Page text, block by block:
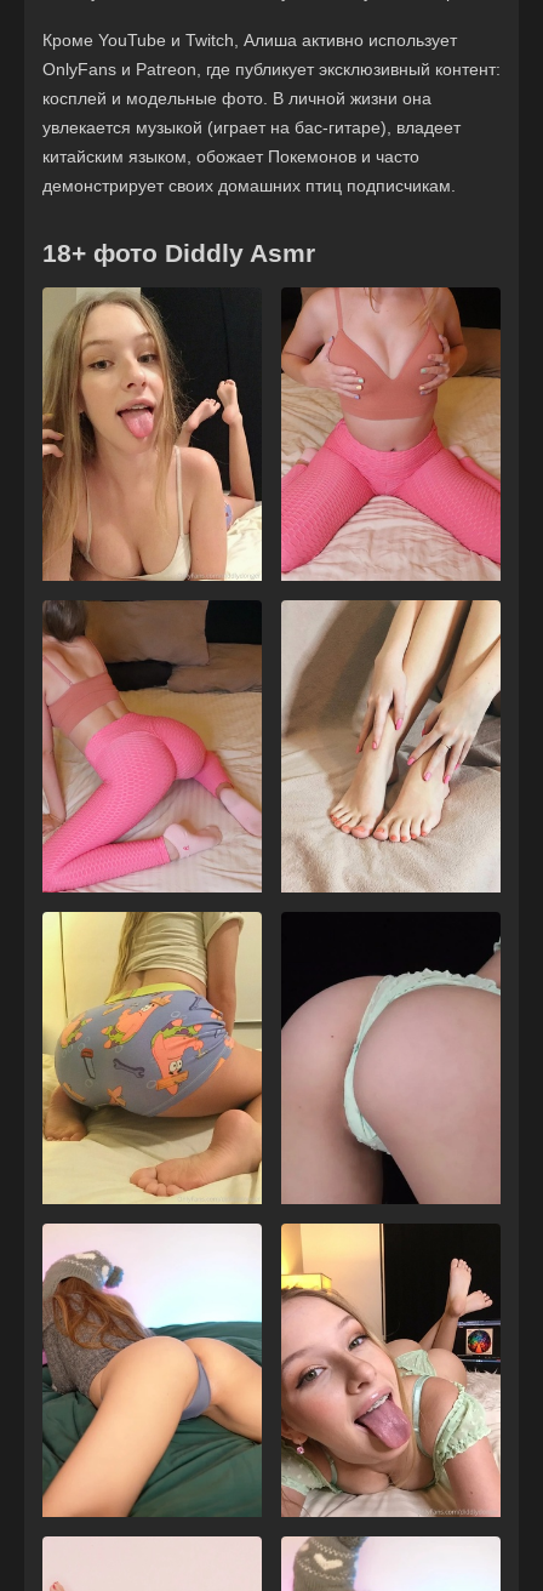
Кроме YouTube и Twitch, Алиша активно использует
OnlyFans и Patreon, где публикует эксклюзивный контент:
косплей и модельные фото. В личной жизни она
увлекается музыкой (играет на бас-гитаре), владеет
китайским языком, обожает Покемонов и часто
демонстрирует своих домашних птиц подписчикам.
18+ фото Diddly Asmr